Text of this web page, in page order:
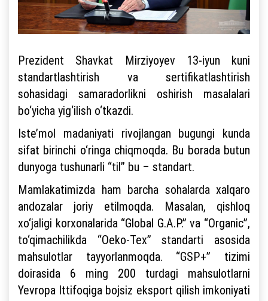
Prezident Shavkat Mirziyoyev 13-iyun kuni
standartlashtirish va sertifikatlashtirish
sohasidagi samaradorlikni oshirish masalalari
bo‘yicha yig‘ilish o‘tkazdi.
Iste’mol madaniyati rivojlangan bugungi kunda
sifat birinchi o‘ringa chiqmoqda. Bu borada butun
dunyoga tushunarli “til” bu – standart.
Mamlakatimizda ham barcha sohalarda xalqaro
andozalar joriy etilmoqda. Masalan, qishloq
xo‘jaligi korxonalarida “Global G.A.P.” va “Organic”,
to‘qimachilikda “Oeko-Tex” standarti asosida
mahsulotlar tayyorlanmoqda. “GSP+” tizimi
doirasida 6 ming 200 turdagi mahsulotlarni
Yevropa Ittifoqiga bojsiz eksport qilish imkoniyati